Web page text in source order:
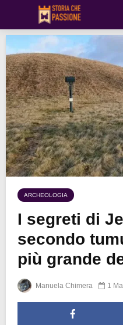
ARCHEOLOGIA
I segreti di
secondo
più grande
Manuela Chimera 1